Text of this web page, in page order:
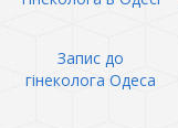
Запис до
гінеколога Одеса